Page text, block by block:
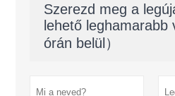
Szerezd meg a
lehető leghamarabb
órán belül）